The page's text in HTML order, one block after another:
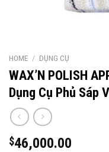
HOME / DỤNG CỤ
WAX’N POLISH
Dụng Cụ Phủ Sáp
$46,000.00